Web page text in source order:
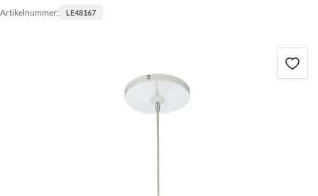
Artikelnummer: LE48167